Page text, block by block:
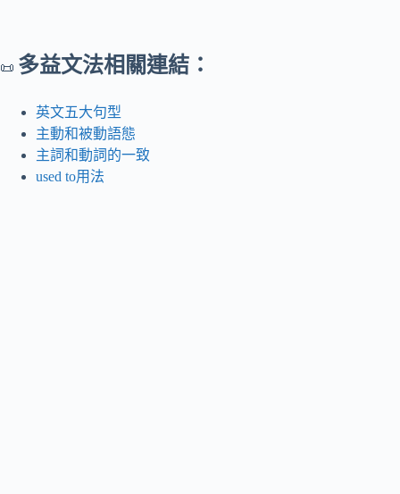
📜 多益文法相關連結：
英文五大句型
主動和被動語態
主詞和動詞的一致
used to用法